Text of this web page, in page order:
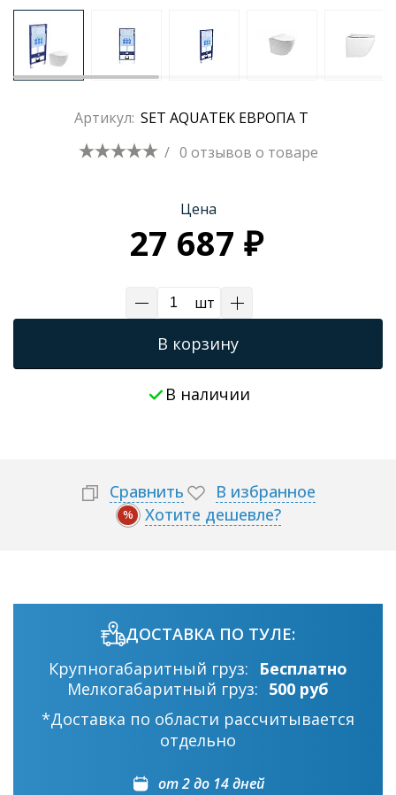
Артикул: SET AQUATEK ЕВРОПА T
/ 0 отзывов о товаре
Цена
27 687 ₽
шт
В корзину
В наличии
Сравнить В избранное
% Хотите дешевле?
ДОСТАВКА ПО ТУЛЕ:
Крупногабаритный груз:
Бесплатно
Мелкогабаритный груз: 500 руб
*Доставка по области рассчитывается
отдельно
от 2 до 14 дней